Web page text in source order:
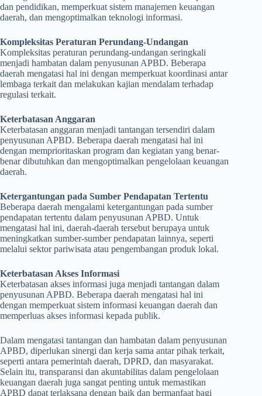
dan pendidikan, memperkuat sistem manajemen keuangan
daerah, dan mengoptimalkan teknologi informasi.
Kompleksitas Peraturan Perundang-Undangan
Kompleksitas peraturan perundang-undangan seringkali
menjadi hambatan dalam penyusunan APBD. Beberapa
daerah mengatasi hal ini dengan memperkuat koordinasi antar
lembaga terkait dan melakukan kajian mendalam terhadap
regulasi terkait.
Keterbatasan Anggaran
Keterbatasan anggaran menjadi tantangan tersendiri dalam
penyusunan APBD. Beberapa daerah mengatasi hal ini
dengan memprioritaskan program dan kegiatan yang benar-
benar dibutuhkan dan mengoptimalkan pengelolaan keuangan
daerah.
Ketergantungan pada Sumber Pendapatan Tertentu
Beberapa daerah mengalami ketergantungan pada sumber
pendapatan tertentu dalam penyusunan APBD. Untuk
mengatasi hal ini, daerah-daerah tersebut berupaya untuk
meningkatkan sumber-sumber pendapatan lainnya, seperti
melalui sektor pariwisata atau pengembangan produk lokal.
Keterbatasan Akses Informasi
Keterbatasan akses informasi juga menjadi tantangan dalam
penyusunan APBD. Beberapa daerah mengatasi hal ini
dengan memperkuat sistem informasi keuangan daerah dan
memperluas akses informasi kepada publik.
Dalam mengatasi tantangan dan hambatan dalam penyusunan
APBD, diperlukan sinergi dan kerja sama antar pihak terkait,
seperti antara pemerintah daerah, DPRD, dan masyarakat.
Selain itu, transparansi dan akuntabilitas dalam pengelolaan
keuangan daerah juga sangat penting untuk memastikan
APBD dapat terlaksana dengan baik dan bermanfaat bagi